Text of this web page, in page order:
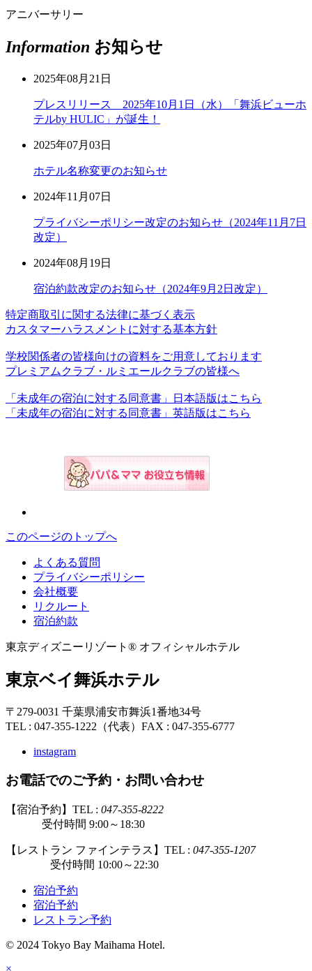
アニバーサリー
Information お知らせ
2025年08月21日
プレスリリース 2025年10月1日（水）「舞浜ビューホ
テルby HULIC」が誕生！
2025年07月03日
ホテル名称変更のお知らせ
2024年11月07日
プライバシーポリシー改定のお知らせ（2024年11月7日
改定）
2024年08月19日
宿泊約款改定のお知らせ（2024年9月2日改定）
特定商取引に関する法律に基づく表示
カスタマーハラスメントに対する基本方針
学校関係者の皆様向けの資料をご用意しております
プレミアムクラブ・ルミエールクラブの皆様へ
「未成年の宿泊に対する同意書」日本語版はこちら
「未成年の宿泊に対する同意書」英語版はこちら
このページのトップへ
よくある質問
プライバシーポリシー
会社概要
リクルート
宿泊約款
東京ディズニーリゾート® オフィシャルホテル
東京ベイ舞浜ホテル
〒279-0031 千葉県浦安市舞浜1番地34号
TEL : 047-355-1222（代表） FAX : 047-355-6777
instagram
お電話でのご予約・お問い合わせ
【宿泊予約】TEL : 047-355-8222
受付時間 9:00～18:30
【レストラン ファインテラス】TEL : 047-355-1207
受付時間 10:00～22:30
宿泊予約
宿泊予約
レストラン予約
© 2024 Tokyo Bay Maihama Hotel.
×